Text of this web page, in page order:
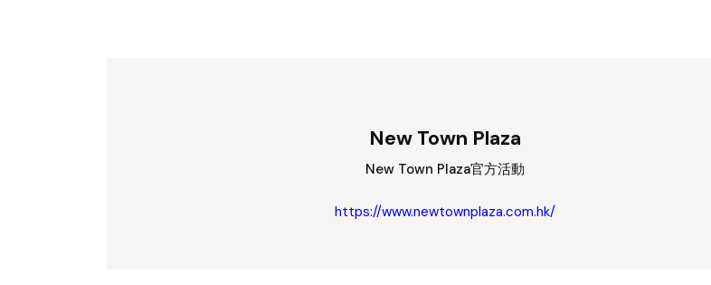
New Town Plaza
New Town Plaza官方活動
https://www.newtownplaza.com.hk/